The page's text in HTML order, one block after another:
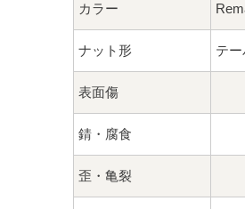
カラー
ナット形 テ
表面傷
錆・腐食
歪・亀裂